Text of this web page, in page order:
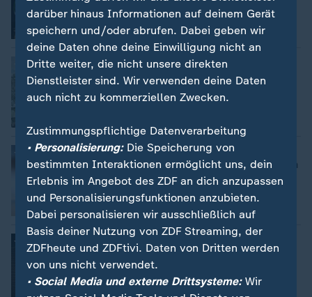
von Ralph Goldmann
Nachrichten | heute - in Deutschland
Giftattacken gegen Bäume
von Isabel de la Vega
Klassiker mit Mängeln
: Öko-Test: Acrylamid in Bio-Butterkeksen
von Florence-Anne Kälble
Hauptversammlung in Krisenzeiten
:
Bayer: Absturz einer früheren Konzern-
"Ikone"
von Cengiz Ünal
darüber hinaus Informationen auf deinem Gerät
speichern und/oder abrufen. Dabei geben wir
deine Daten ohne deine Einwilligung nicht an
Dritte weiter, die nicht unsere direkten
Dienstleister sind. Wir verwenden deine Daten
auch nicht zu kommerziellen Zwecken.
Zustimmungspflichtige Datenverarbeitung
• Personalisierung:Die Speicherung von
bestimmten Interaktionen ermöglicht uns, dein
Erlebnis im Angebot des ZDF an dich anzupassen
und Personalisierungsfunktionen anzubieten.
Dabei personalisieren wir ausschließlich auf
Basis deiner Nutzung von ZDF Streaming, der
ZDFheute und ZDFtivi. Daten von Dritten werden
von uns nicht verwendet.
• Social Media und externe Drittsysteme:Wir